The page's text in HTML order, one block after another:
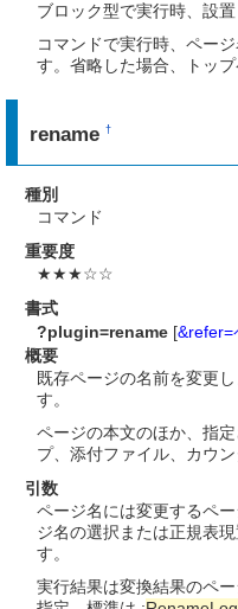
ブロック型で実行時、設
コマンドで実行時、ペー
す。省略した場合、トッ
rename†
種別
コマンド
重要度
★★★☆☆
書式
?plugin=rename [&refer=
概要
既存ページの名前を変更
す。
ページの本文のほか、指
プ、添付ファイル、カウ
引数
ページ名には変更するペ
ジ名の選択または正規表
す。
実行結果は変換結果のペ